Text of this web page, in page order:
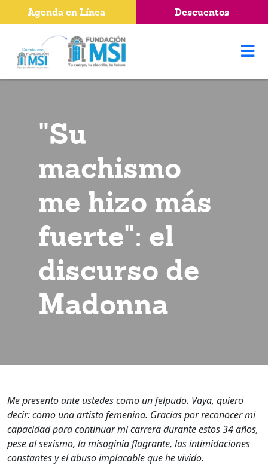
"Su
machismo
me hizo más
fuerte": el
discurso de
Madonna
Me presento ante ustedes como un felpudo. Vaya, quiero
decir: como una artista femenina. Gracias por reconocer mi
capacidad para continuar mi carrera durante estos 34 años,
pese al sexismo, la misoginia flagrante, las intimidaciones
constantes y el abuso implacable que he vivido.
Agenda en Línea Descuentos